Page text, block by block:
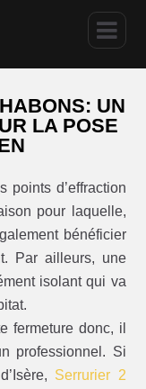
UN
LA POSE
points d’effraction
pour laquelle,
bénéficier
Par ailleurs, une
isolant qui va
fermeture donc, il
professionnel. Si
Serrurier 2